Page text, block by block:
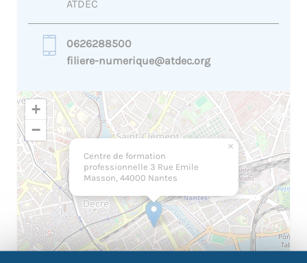
ATDEC
0626288500
filiere-numerique@atdec.org
Centre de formation
professionnelle 3 Rue Emile
Masson, 44000 Nantes
×
+
−